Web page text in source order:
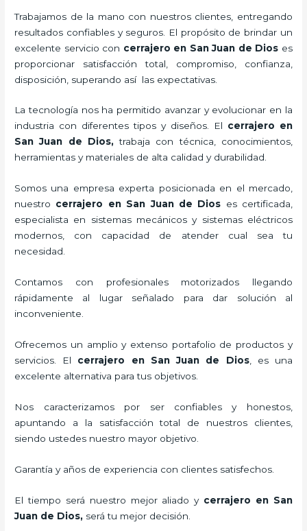
Trabajamos de la mano con nuestros clientes, entregando
resultados confiables y seguros. El propósito de brindar un
excelente servicio con cerrajero en San Juan de Dios es
proporcionar satisfacción total, compromiso, confianza,
disposición, superando así las expectativas.
La tecnología nos ha permitido avanzar y evolucionar en la
industria con diferentes tipos y diseños. El cerrajero en
San Juan de Dios,trabaja con técnica, conocimientos,
herramientas y materiales de alta calidad y durabilidad.
Somos una empresa experta posicionada en el mercado,
nuestro cerrajero en San Juan de Dios es certificada,
especialista en sistemas mecánicos y sistemas eléctricos
modernos, con capacidad de atender cual sea tu
necesidad.
Contamos con profesionales motorizados llegando
rápidamente al lugar señalado para dar solución al
inconveniente.
Ofrecemos un amplio y extenso portafolio de productos y
servicios. El cerrajero en San Juan de Dios, es una
excelente alternativa para tus objetivos.
Nos caracterizamos por ser confiables y honestos,
apuntando a la satisfacción total de nuestros clientes,
siendo ustedes nuestro mayor objetivo.
Garantía y años de experiencia con clientes satisfechos.
El tiempo será nuestro mejor aliado y cerrajero en San
Juan de Dios, será tu mejor decisión.